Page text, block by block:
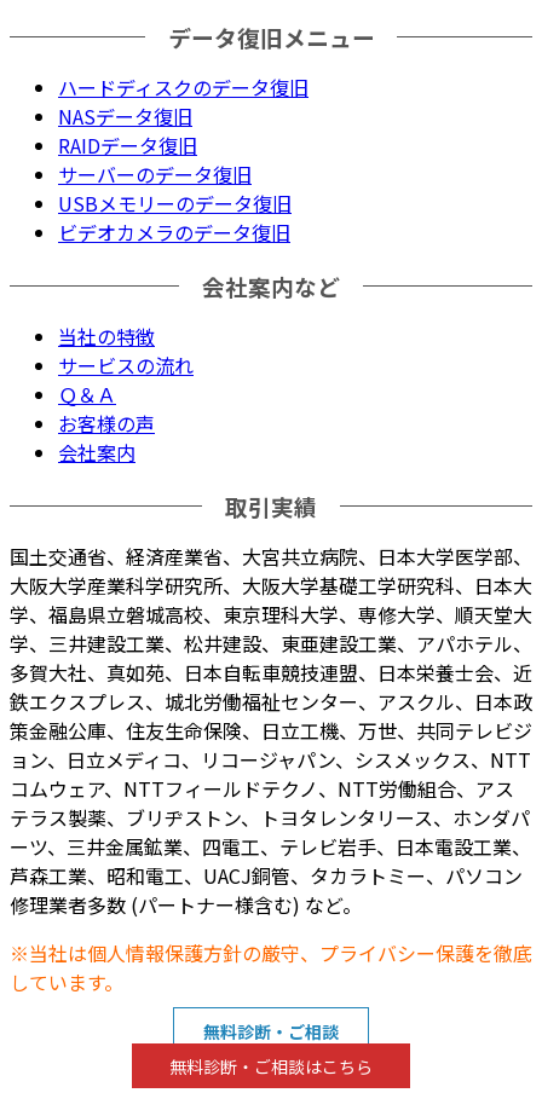
データ復旧メニュー
ハードディスクのデータ復旧
NASデータ復旧
RAIDデータ復旧
サーバーのデータ復旧
USBメモリーのデータ復旧
ビデオカメラのデータ復旧
会社案内など
当社の特徴
サービスの流れ
Ｑ＆Ａ
お客様の声
会社案内
取引実績
国土交通省、経済産業省、大宮共立病院、日本大学医学部、
大阪大学産業科学研究所、大阪大学基礎工学研究科、日本大
学、福島県立磐城高校、東京理科大学、専修大学、順天堂大
学、三井建設工業、松井建設、東亜建設工業、アパホテル、
多賀大社、真如苑、日本自転車競技連盟、日本栄養士会、近
鉄エクスプレス、城北労働福祉センター、アスクル、日本政
策金融公庫、住友生命保険、日立工機、万世、共同テレビジ
ョン、日立メディコ、リコージャパン、シスメックス、NTT
コムウェア、NTTフィールドテクノ、NTT労働組合、アス
テラス製薬、ブリヂストン、トヨタレンタリース、ホンダパ
ーツ、三井金属鉱業、四電工、テレビ岩手、日本電設工業、
芦森工業、昭和電工、UACJ銅管、タカラトミー、パソコン
修理業者多数 (パートナー様含む) など。
※当社は個人情報保護方針の厳守、プライバシー保護を徹底
しています。
無料診断・ご相談
無料診断・ご相談はこちら
TEL:0120-8414-29